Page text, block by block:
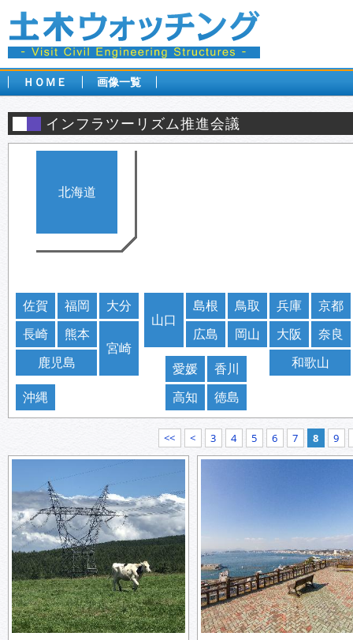
ＨＯＭＥ 画像一覧
インフラツーリズム推進会議
北海道
京都
奈良
兵庫
大阪
和歌山
鳥取
岡山
島根
広島
山口
香川
愛媛
徳島
高知
大分
宮崎
福岡
熊本
佐賀
長崎
鹿児島
沖縄
<< < 3 4 5 6 7 8 9